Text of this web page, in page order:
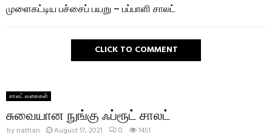
முளைகட்டிய பச்சைப் பயறு – பப்பாளி சாலட்
CLICK TO COMMENT
சாலட் வகைகள்
சுவையான நுங்கு ஃப்ரூட் சாலட்
by nathan August 17, 2021 0 1451